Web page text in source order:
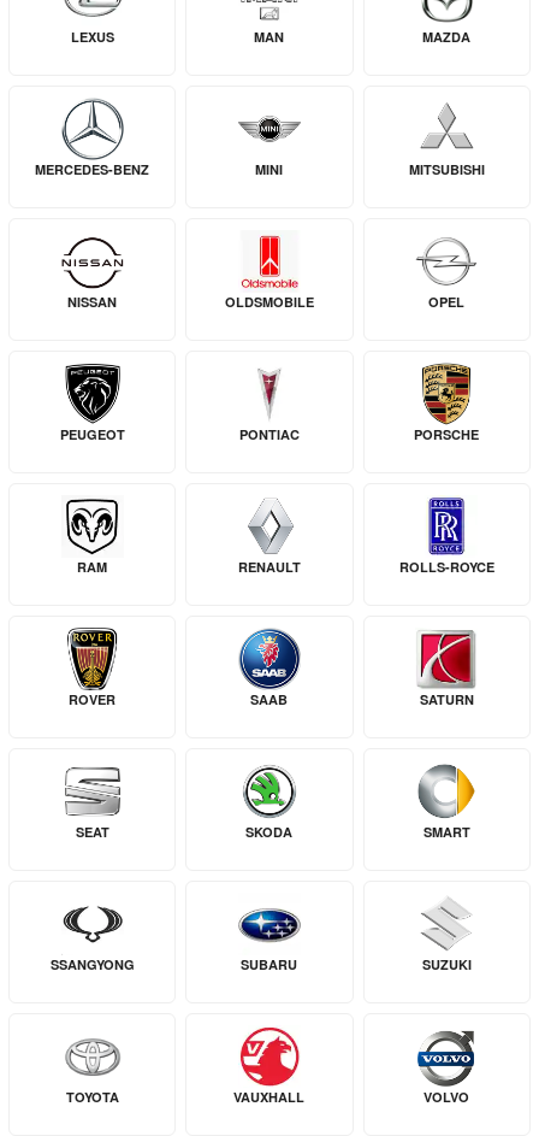
LEXUS MAN MAZDA
MERCEDES-BENZ MINI MITSUBISHI
NISSAN OLDSMOBILE OPEL
PEUGEOT PONTIAC PORSCHE
RAM RENAULT ROLLS-ROYCE
ROVER SAAB SATURN
SEAT SKODA SMART
SSANGYONG SUBARU SUZUKI
TOYOTA VAUXHALL VOLVO